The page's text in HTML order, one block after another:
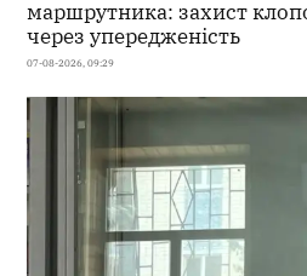
маршрутника: захист
через упередженість
07-08-2026, 09:29